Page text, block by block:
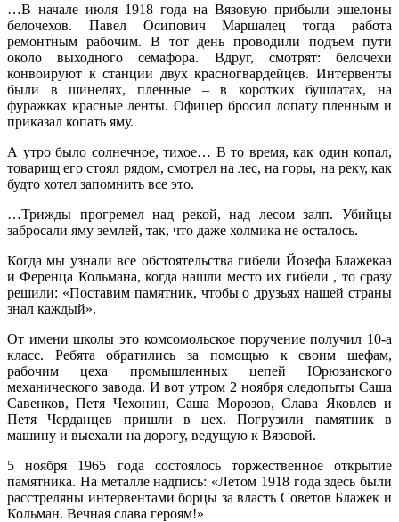
…В начале июля 1918 года на Вязовую прибыли эшелоны
белочехов. Павел Осипович Маршалец тогда работа
ремонтным рабочим. В тот день проводили подъем пути
около выходного семафора. Вдруг, смотрят: белочехи
конвоируют к станции двух красногвардейцев. Интервенты
были в шинелях, пленные – в коротких бушлатах, на
фуражках красные ленты. Офицер бросил лопату пленным и
приказал копать яму.
А утро было солнечное, тихое… В то время, как один копал,
товарищ его стоял рядом, смотрел на лес, на горы, на реку, как
будто хотел запомнить все это.
…Трижды прогремел над рекой, над лесом залп. Убийцы
забросали яму землей, так, что даже холмика не осталось.
Когда мы узнали все обстоятельства гибели Йозефа Блажекаа
и Ференца Кольмана, когда нашли место их гибели , то сразу
решили: «Поставим памятник, чтобы о друзьях нашей страны
знал каждый».
От имени школы это комсомольское поручение получил 10-а
класс. Ребята обратились за помощью к своим шефам,
рабочим цеха промышленных цепей Юрюзанского
механического завода. И вот утром 2 ноября следопыты Саша
Савенков, Петя Чехонин, Саша Морозов, Слава Яковлев и
Петя Черданцев пришли в цех. Погрузили памятник в
машину и выехали на дорогу, ведущую к Вязовой.
5 ноября 1965 года состоялось торжественное открытие
памятника. На металле надпись: «Летом 1918 года здесь были
расстреляны интервентами борцы за власть Советов Блажек и
Кольман. Вечная слава героям!»